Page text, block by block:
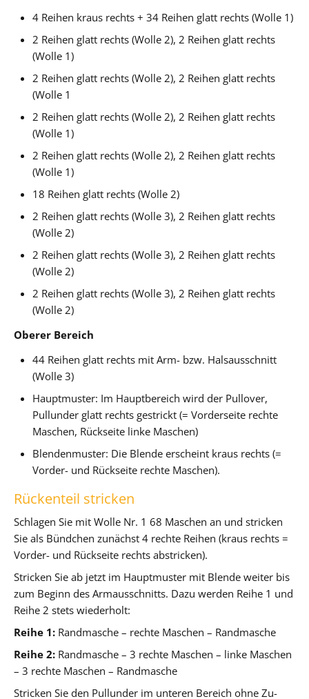
4 Reihen kraus rechts + 34 Reihen glatt rechts (Wolle 1)
2 Reihen glatt rechts (Wolle 2), 2 Reihen glatt rechts
(Wolle 1)
2 Reihen glatt rechts (Wolle 2), 2 Reihen glatt rechts
(Wolle 1
2 Reihen glatt rechts (Wolle 2), 2 Reihen glatt rechts
(Wolle 1)
2 Reihen glatt rechts (Wolle 2), 2 Reihen glatt rechts
(Wolle 1)
18 Reihen glatt rechts (Wolle 2)
2 Reihen glatt rechts (Wolle 3), 2 Reihen glatt rechts
(Wolle 2)
2 Reihen glatt rechts (Wolle 3), 2 Reihen glatt rechts
(Wolle 2)
2 Reihen glatt rechts (Wolle 3), 2 Reihen glatt rechts
(Wolle 2)
Oberer Bereich
44 Reihen glatt rechts mit Arm- bzw. Halsausschnitt
(Wolle 3)
Hauptmuster: Im Hauptbereich wird der Pullover,
Pullunder glatt rechts gestrickt (= Vorderseite rechte
Maschen, Rückseite linke Maschen)
Blendenmuster: Die Blende erscheint kraus rechts (=
Vorder- und Rückseite rechte Maschen).
Rückenteil stricken
Schlagen Sie mit Wolle Nr. 1 68 Maschen an und stricken
Sie als Bündchen zunächst 4 rechte Reihen (kraus rechts =
Vorder- und Rückseite rechts abstricken).
Stricken Sie ab jetzt im Hauptmuster mit Blende weiter bis
zum Beginn des Armausschnitts. Dazu werden Reihe 1 und
Reihe 2 stets wiederholt:
Reihe 1: Randmasche – rechte Maschen – Randmasche
Reihe 2: Randmasche – 3 rechte Maschen – linke Maschen
– 3 rechte Maschen – Randmasche
Stricken Sie den Pullunder im unteren Bereich ohne Zu-